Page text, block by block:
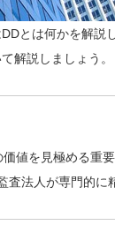
とは何かを解説
解説しましょう。
値を見極める重
法人が専門的に